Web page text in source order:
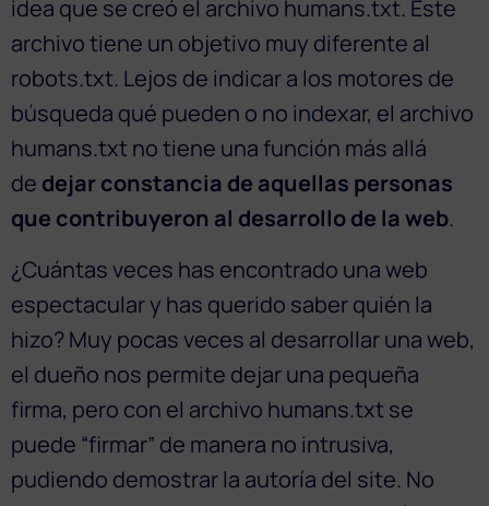
idea que se creó el archivo humans.txt. Este
archivo tiene un objetivo muy diferente al
robots.txt. Lejos de indicar a los motores de
búsqueda qué pueden o no indexar, el archivo
humans.txt no tiene una función más allá
de dejar constancia de aquellas personas
que contribuyeron al desarrollo de la web.
¿Cuántas veces has encontrado una web
espectacular y has querido saber quién la
hizo? Muy pocas veces al desarrollar una web,
el dueño nos permite dejar una pequeña
firma, pero con el archivo humans.txt se
puede “firmar” de manera no intrusiva,
pudiendo demostrar la autoría del site. No